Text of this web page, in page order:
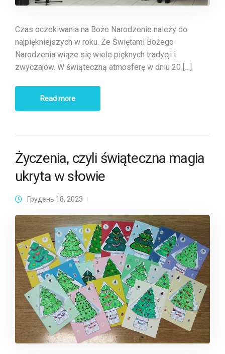
Czas oczekiwania na Boże Narodzenie należy do
najpiękniejszych w roku. Ze Świętami Bożego
Narodzenia wiąże się wiele pięknych tradycji i
zwyczajów. W świąteczną atmosferę w dniu 20 […]
Read more
Życzenia, czyli świąteczna magia
ukryta w słowie
Грудень 18, 2023